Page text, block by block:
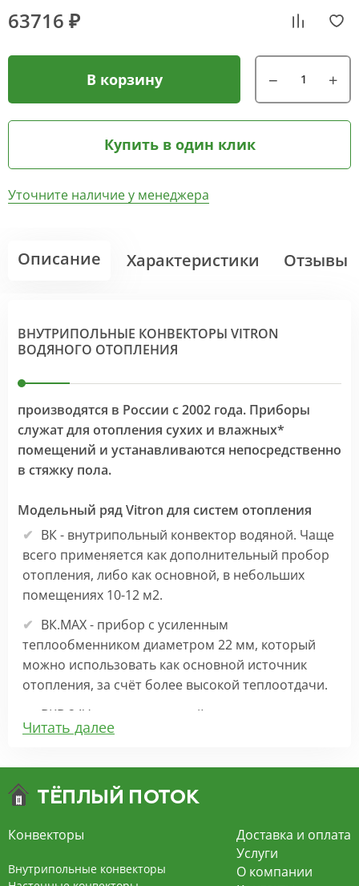
63716 ₽
В корзину
Купить в один клик
Уточните наличие у менеджера
Описание Характеристики Отзывы
ВНУТРИПОЛЬНЫЕ КОНВЕКТОРЫ VITRON
ВОДЯНОГО ОТОПЛЕНИЯ
производятся в России с 2002 года. Приборы
служат для отопления сухих и влажных*
помещений и устанавливаются непосредственно
в стяжку пола.
Модельный ряд Vitron для систем отопления
ВК - внутрипольный конвектор водяной. Чаще
всего применяется как дополнительный пробор
отопления, либо как основной, в небольших
помещениях 10-12 м2.
ВК.МАХ - прибор с усиленным
теплообменником диаметром 22 мм, который
можно использовать как основной источник
отопления, за счёт более высокой теплоотдачи.
ВКВ 24V – внутрипольный конвектор
отопления с вентилятором на 24В подходит для
экономит электроэнергию и бесшумно работает.
конвекцией на 220В. За счет тангенциального
вентилятора создает принудительную
Читать далее
Конвекторы
Внутрипольные конвекторы
Доставка и оплата
Услуги
О компании